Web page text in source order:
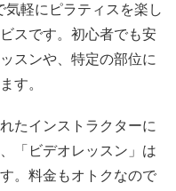
気軽にピラティスを楽し
スです。初心者でも安
スンや、特定の部位に
す。
たインストラクターに
「ビデオレッスン」は
。料金もオトクなので